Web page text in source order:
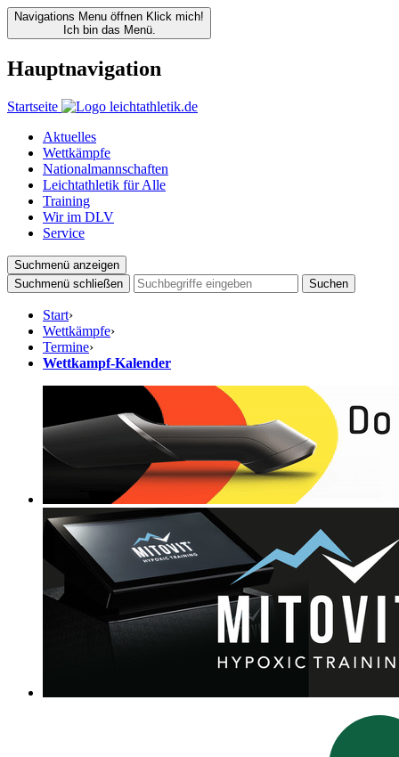
Navigations Menu öffnen Klick mich!
Ich bin das Menü.
Hauptnavigation
Startseite
Aktuelles
Wettkämpfe
Nationalmannschaften
Leichtathletik für Alle
Training
Wir im DLV
Service
Suchmenü anzeigen
Suchmenü schließen
Suchen
Start›
Wettkämpfe›
Termine›
Wettkampf-Kalender